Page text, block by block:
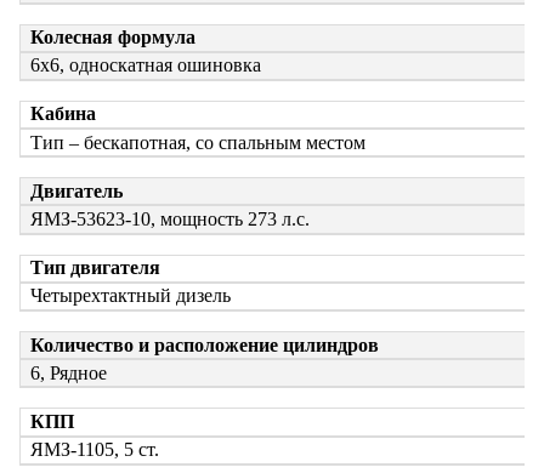
Колесная формула
6х6, односкатная ошиновка
Кабина
Тип – бескапотная, со спальным местом
Двигатель
ЯМЗ-53623-10, мощность 273 л.с.
Тип двигателя
Четырехтактный дизель
Количество и расположение цилиндров
6, Рядное
КПП
ЯМЗ-1105, 5 ст.